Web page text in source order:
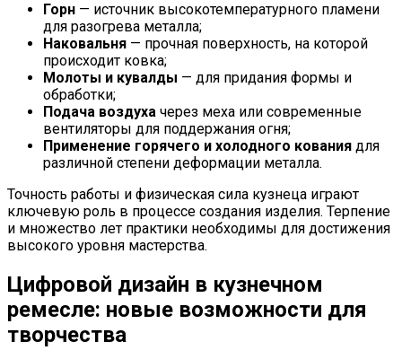
Горн — источник высокотемпературного пламени
для разогрева металла;
Наковальня — прочная поверхность, на которой
происходит ковка;
Молоты и кувалды — для придания формы и
обработки;
Подача воздуха через меха или современные
вентиляторы для поддержания огня;
Применение горячего и холодного кования для
различной степени деформации металла.
Точность работы и физическая сила кузнеца играют
ключевую роль в процессе создания изделия. Терпение
и множество лет практики необходимы для достижения
высокого уровня мастерства.
Цифровой дизайн в кузнечном
ремесле: новые возможности для
творчества